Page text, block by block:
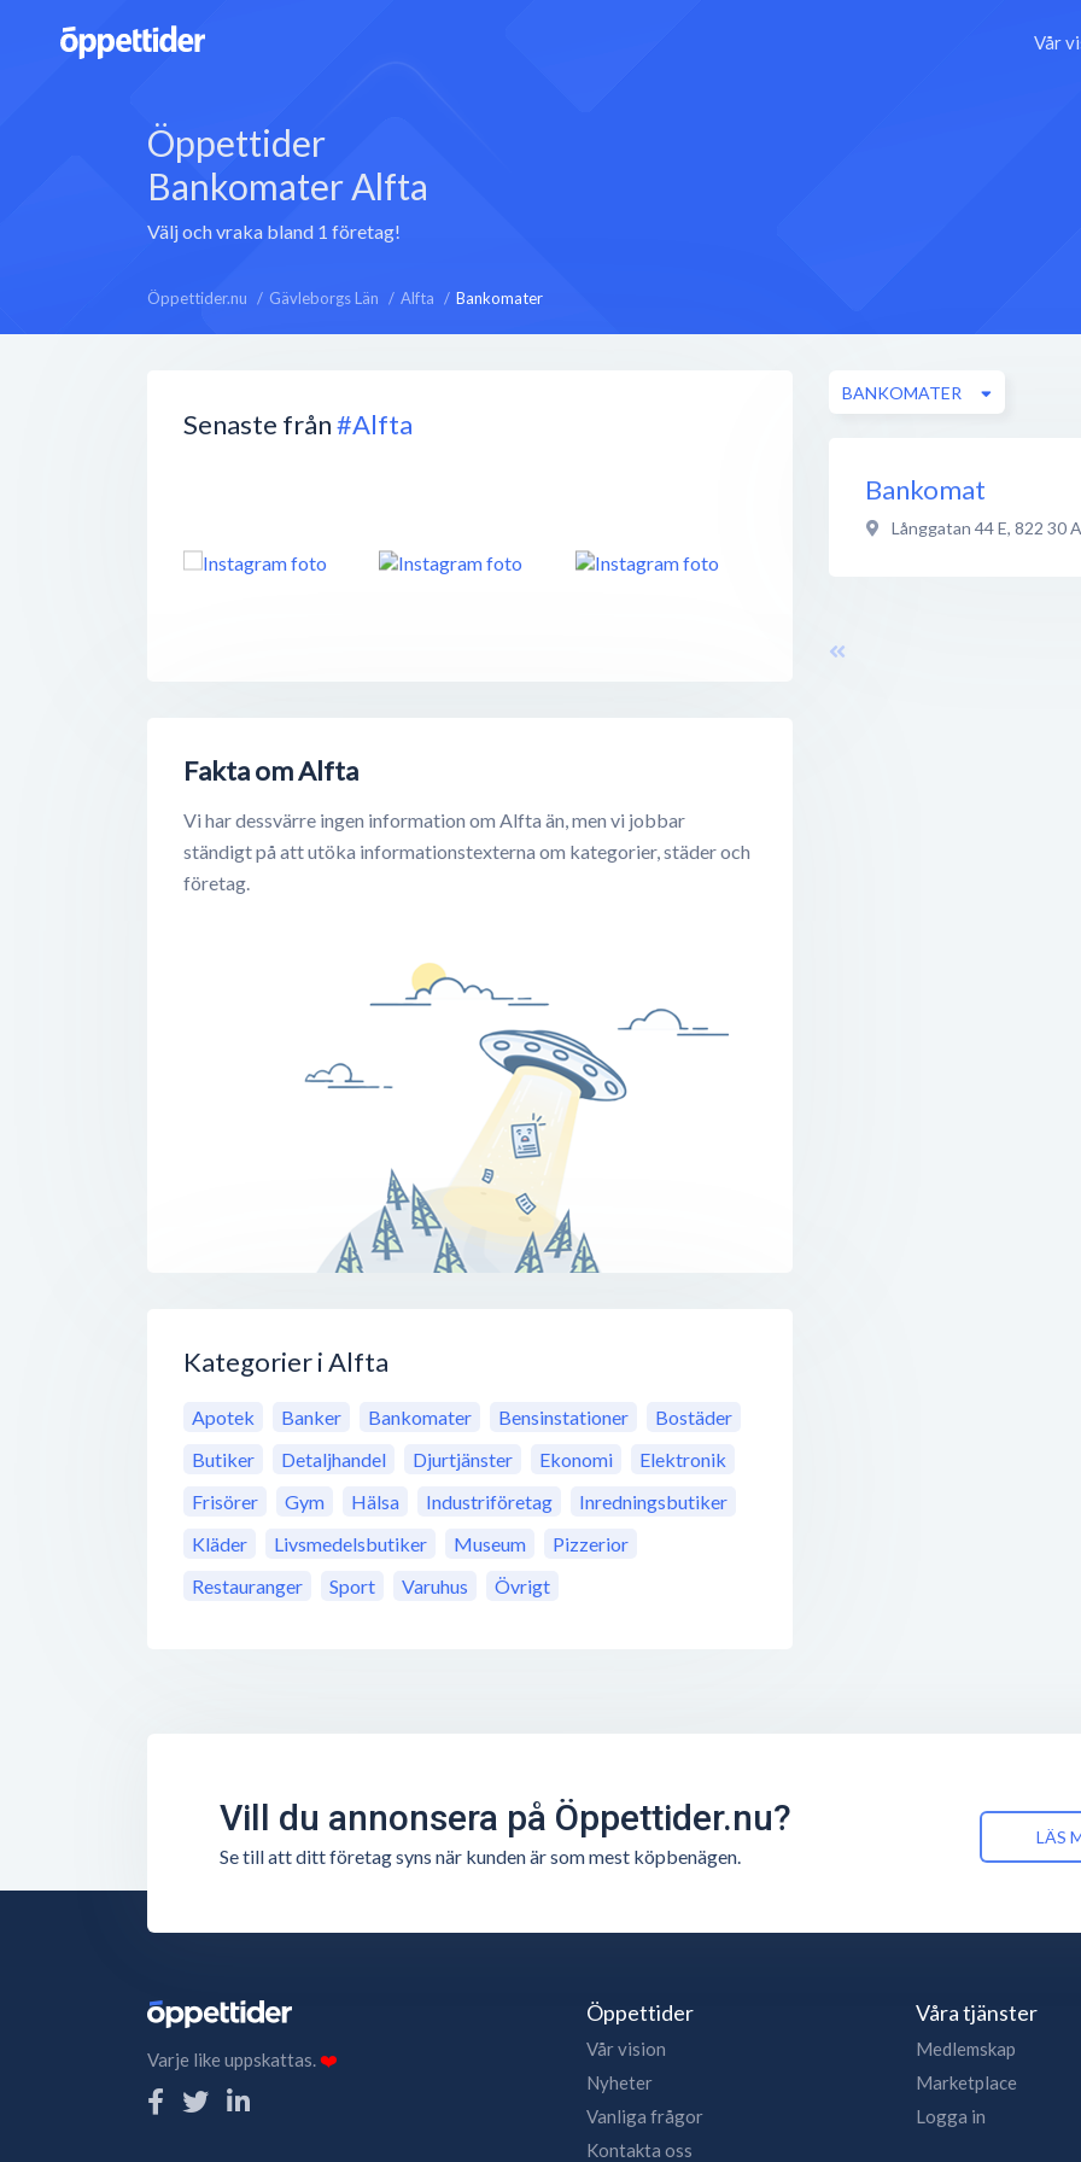
Vår
Öppettider
Bankomater Alfta
Välj och vraka bland 1 företag!
Öppettider.nu Gävleborgs Län Alfta Bankomater
Senaste från#Alfta
Fakta om Alfta
Vi har dessvärre ingen information om Alfta än, men vi jobbar
ständigt på att utöka informationstexterna om kategorier, städer och
företag.
Kategorier i Alfta
Apotek Banker Bankomater Bensinstationer
Bostäder
Butiker
Detaljhandel Djurtjänster Ekonomi
Elektronik
Frisörer
Gym Hälsa Industriföretag
Inredningsbutiker
Kläder
Livsmedelsbutiker Museum
Pizzerior
Restauranger
Sport Varuhus Övrigt
BANKOMATER
Bankomat
Långgatan 44 E, 822 30
Vill du annonsera på Öppettider.nu?
Se till att ditt företag syns när kunden är som mest köpbenägen.
LÄS
Varje like uppskattas.❤️
Öppettider
Vår vision
Nyheter
Vanliga frågor
Kontakta oss
Våra tjänster
Medlemskap
Marketplace
Logga in